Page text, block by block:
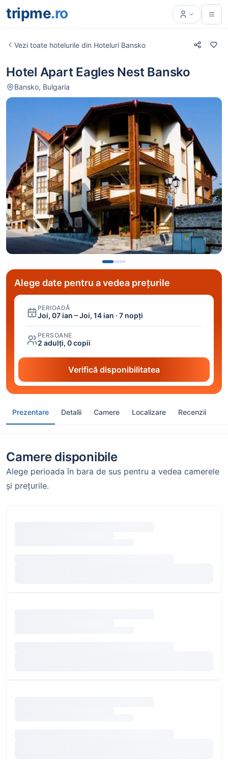
tripme.ro
Alege date pentru a vedea prețurile
PERIOADĂ
Joi, 07 ian – Joi, 14 ian · 7 nopți
PERSOANE
2 adulți, 0 copii
Verifică disponibilitatea
Vezi toate hotelurile din Hoteluri Bansko
Prezentare Detalii Camere Localizare Recenzii
Hotel Apart Eagles Nest Bansko
Bansko, Bulgaria
Camere disponibile
Alege perioada în bara de sus pentru a vedea camerele
și prețurile.